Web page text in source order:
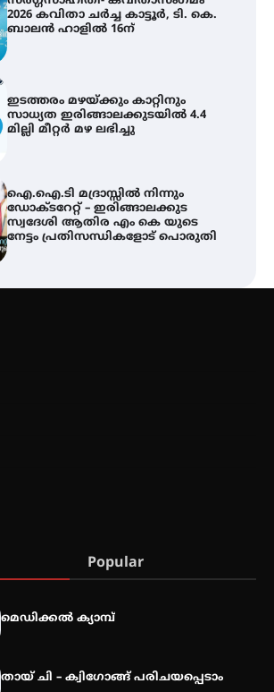
ഇടത്തരം മഴയ്ക്കും കാറ്റിനും
സാധ്യത ഇരിങ്ങാലക്കുടയിൽ 4.4
മില്ലി മീറ്റർ മഴ ലഭിച്ചു
ഐ.ഐ.ടി മദ്രാസ്സിൽ നിന്നും
ഡോക്ടറേറ്റ് – ഇരിങ്ങാലക്കുട
സ്വദേശി ആതിര എം കെ യുടെ
ട്യുണീഷ്യൻ ചിത്രം ” ദി വോയിസ്
ഓഫ് ഹിന്ദ് റജബ് ” ഇരിങ്ങാലക്കുട
ഫിലിം സൊസൈറ്റി ആഗസ്റ്റ് 7
വെള്ളിയാഴ്ച സ്‌ക്രീൻ ചെയ്യുന്നു
ഇടത്തരം മഴയ്ക്കും കാറ്റിനും
സാധ്യത ഇരിങ്ങാലക്കുടയിൽ 4.4
Popular
മെഡിക്കൽ ക്യാമ്പ്
തായ് ചി – ക്വിഗോങ്ങ് പരിചയപ്പെടാം